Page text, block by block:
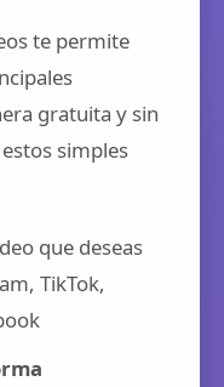
te permite
gratuita y sin
simples
que deseas
TikTok,